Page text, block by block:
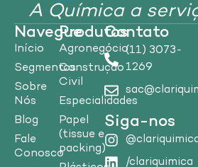
A Química a
Navegue
Início
Segmentos
Sobre
Nós
Blog
Fale
Conosco
Produtos
Agronegócio
Construção
Civil
Especialidades
Papel
(tissue e
packing)
Contato
(11) 3073-
1269
Siga-nos
/clariquimica